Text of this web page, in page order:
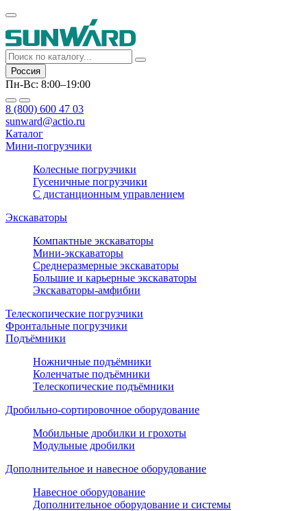
Россия
Пн-Вс: 8:00–19:00
8 (800) 600 47 03
sunward@actio.ru
Каталог
Мини-погрузчики
Колесные погрузчики
Гусеничные погрузчики
С дистанционным управлением
Экскаваторы
Компактные экскаваторы
Мини-экскаваторы
Среднеразмерные экскаваторы
Большие и карьерные экскаваторы
Экскаваторы-амфибии
Телескопические погрузчики
Фронтальные погрузчики
Подъёмники
Ножничные подъёмники
Коленчатые подъёмники
Телескопические подъёмники
Дробильно-сортировочное оборудование
Мобильные дробилки и грохоты
Модульные дробилки
Дополнительное и навесное оборудование
Навесное оборудование
Дополнительное оборудование и системы